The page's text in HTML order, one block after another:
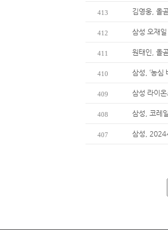
413 김영웅, 올
412 삼성 오재
411 원태인, 올
410 삼성, ‘농심
409 삼성 라이
408 삼성, 코레
407 삼성, 2024